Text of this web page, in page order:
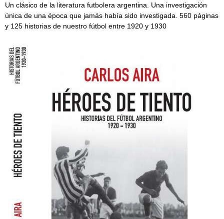
Un clásico de la literatura futbolera argentina. Una investigación
única de una época que jamás había sido investigada. 560 páginas
y 125 historias de nuestro fútbol entre 1920 y 1930